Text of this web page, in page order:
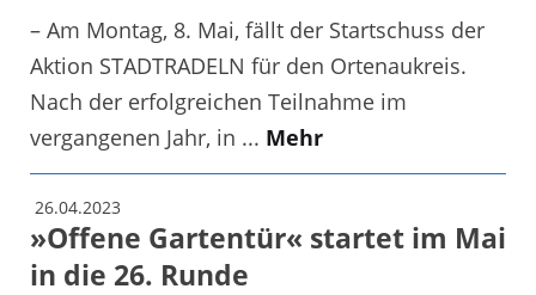
– Am Montag, 8. Mai, fällt der Startschuss der
Aktion STADTRADELN für den Ortenaukreis.
Nach der erfolgreichen Teilnahme im
vergangenen Jahr, in ... Mehr
26.04.2023
»Offene Gartentür« startet im Mai
in die 26. Runde